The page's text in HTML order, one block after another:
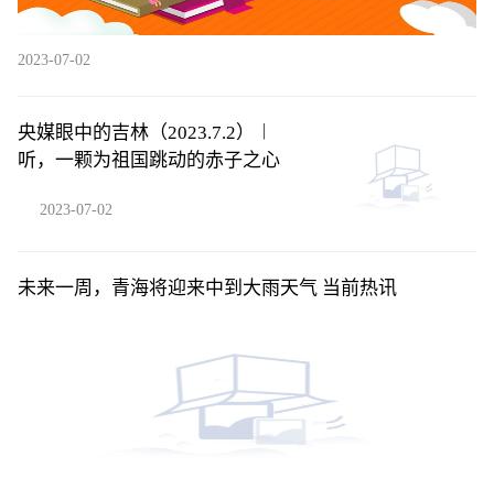
2023-07-02
央媒眼中的吉林（2023.7.2）︱
听，一颗为祖国跳动的赤子之心
2023-07-02
未来一周，青海将迎来中到大雨天气 当前热讯